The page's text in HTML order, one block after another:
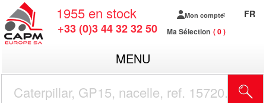
1955 en stock
+33 (0)3 44 32 32 50
Mon compte
Ma Sélection 0
FR
MENU